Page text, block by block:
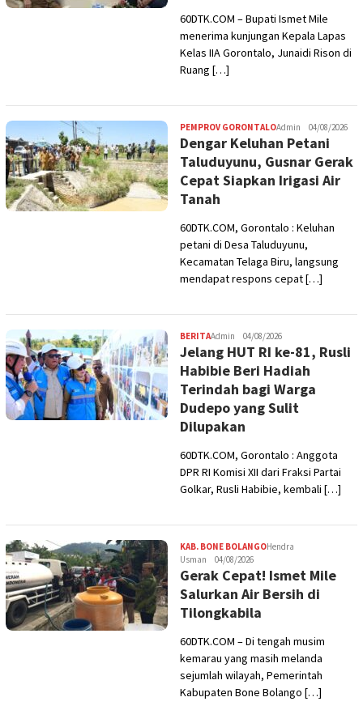
60DTK.COM – Bupati Ismet Mile
menerima kunjungan Kepala Lapas
Kelas IIA Gorontalo, Junaidi Rison di
Ruang […]
PEMPROV GORONTALOAdmin 04/08/2026
Dengar Keluhan Petani
Taluduyunu, Gusnar Gerak
Cepat Siapkan Irigasi Air
Tanah
60DTK.COM, Gorontalo : Keluhan
petani di Desa Taluduyunu,
Kecamatan Telaga Biru, langsung
mendapat respons cepat […]
BERITAAdmin 04/08/2026
Jelang HUT RI ke-81, Rusli
Habibie Beri Hadiah
Terindah bagi Warga
Dudepo yang Sulit
Dilupakan
60DTK.COM, Gorontalo : Anggota
DPR RI Komisi XII dari Fraksi Partai
Golkar, Rusli Habibie, kembali […]
KAB. BONE BOLANGOHendra
Usman
04/08/2026
Gerak Cepat! Ismet Mile
Salurkan Air Bersih di
Tilongkabila
60DTK.COM – Di tengah musim
kemarau yang masih melanda
sejumlah wilayah, Pemerintah
Kabupaten Bone Bolango […]